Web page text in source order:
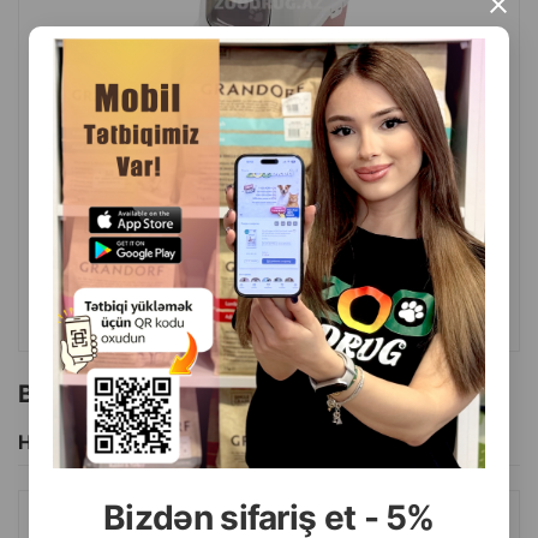
Bizdən sifariş et - 5%
×
( Rəylər)
Qiymət
Almaq
1 ədəd
54.00
ALMAQ
Bu brendin başqa məhsulları
Hamısını Gör